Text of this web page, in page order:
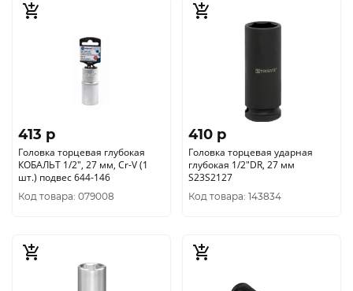
413 p
Головка торцевая глубокая
КОБАЛЬТ 1/2", 27 мм, Cr-V (1
шт.) подвес 644-146
Код товара: 079008
410 p
Головка торцевая ударная
глубокая 1/2"DR, 27 мм
S23S2127
Код товара: 143834